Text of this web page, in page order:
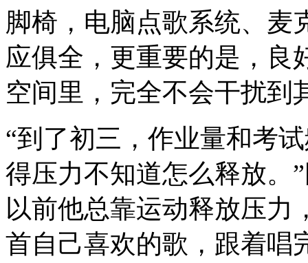
脚椅，电脑点歌系统、麦
应俱全，更重要的是，良
空间里，完全不会干扰到
“到了初三，作业量和考
得压力不知道怎么释放。
以前他总靠运动释放压力
首自己喜欢的歌，跟着唱